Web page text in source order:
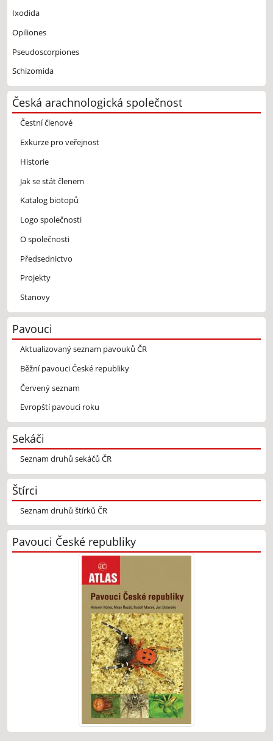
Ixodida
Opiliones
Pseudoscorpiones
Schizomida
Česká arachnologická společnost
Čestní členové
Exkurze pro veřejnost
Historie
Jak se stát členem
Katalog biotopů
Logo společnosti
O společnosti
Předsednictvo
Projekty
Stanovy
Pavouci
Aktualizovaný seznam pavouků ČR
Běžní pavouci České republiky
Červený seznam
Evropští pavouci roku
Sekáči
Seznam druhů sekáčů ČR
Štírci
Seznam druhů štírků ČR
Pavouci České republiky